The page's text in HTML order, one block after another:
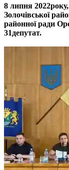
8 липня 2022року,
Золочівської
районної ради
31депутат.